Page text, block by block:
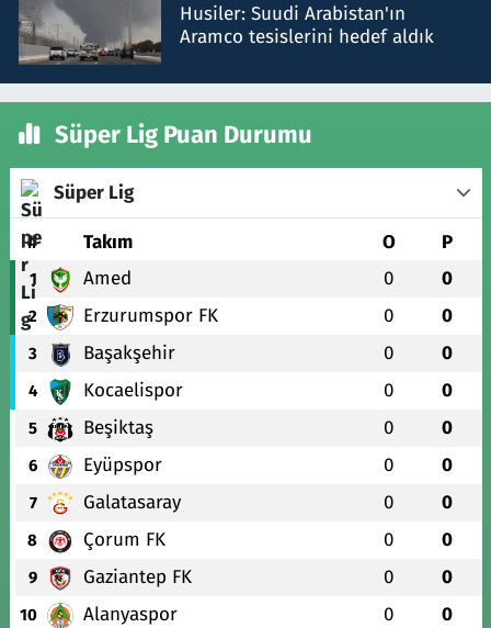
Husiler: Suudi Arabistan'ın
Aramco tesislerini hedef aldık
Süper Lig Puan Durumu
Süper Lig
# Takım O P
1 Amed 0 0
2 Erzurumspor FK 0 0
3 Başakşehir 0 0
4 Kocaelispor 0 0
5 Beşiktaş 0 0
6 Eyüpspor 0 0
7 Galatasaray 0 0
8 Çorum FK 0 0
9 Gaziantep FK 0 0
10 Alanyaspor 0 0